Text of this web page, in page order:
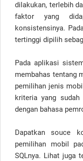
dilakukan, terlebih
faktor yang
konsistensinya.
tertinggi dipilih
Pada aplikasi
membahas tentang
pemilihan jenis
kriteria yang
dengan bahasa
Dapatkan souce
pemilihan mobil
SQLnya. Lihat juga